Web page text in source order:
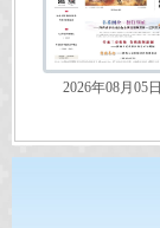
2026年08月05日